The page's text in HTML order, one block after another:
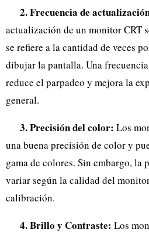
2. Frecuencia de
actualización de un monitor CRT
se refiere a la cantidad de veces
dibujar la pantalla. Una
reduce el parpadeo y mejora la
general.
3. Precisión del color: Los
una buena precisión de color y
gama de colores. Sin embargo, la
variar según la calidad del
calibración.
4. Brillo y Contraste: Los